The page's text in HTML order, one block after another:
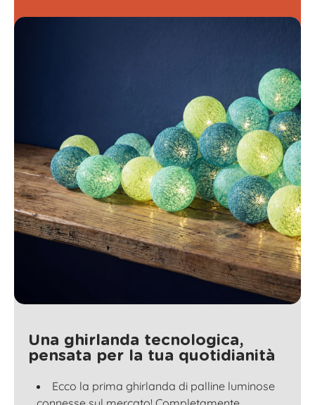
Una ghirlanda tecnologica,
pensata per la tua quotidianità
Ecco la prima ghirlanda di palline luminose